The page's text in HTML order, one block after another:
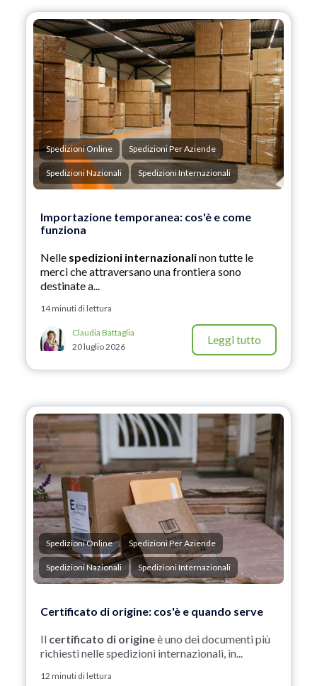
Spedizioni Online Spedizioni Per Aziende
Spedizioni Nazionali Spedizioni Internazionali
Importazione temporanea: cos'è e come
funziona
Nelle spedizioni internazionalinon tutte le
merci che attraversano una frontiera sono
destinate a...
14 minuti di lettura
Claudia Battaglia
20 luglio 2026
Leggi tutto
Spedizioni Online Spedizioni Per Aziende
Spedizioni Nazionali Spedizioni Internazionali
Certificato di origine: cos'è e quando serve
Il certificato di origineè uno dei documenti più
richiesti nelle spedizioni internazionali, in...
12 minuti di lettura